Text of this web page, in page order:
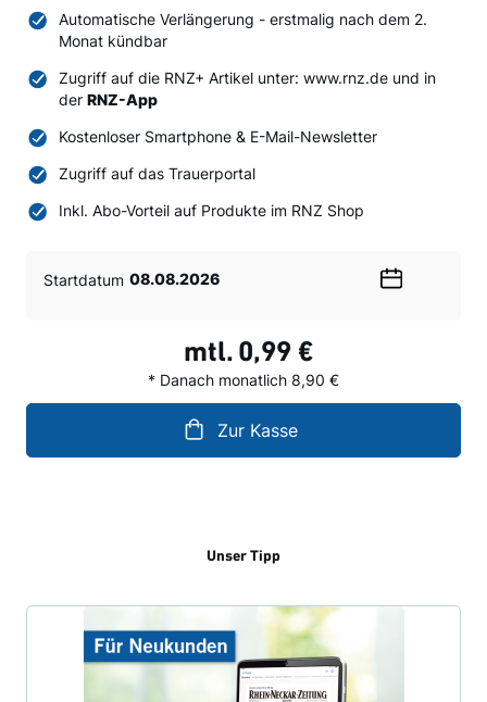
Automatische Verlängerung - erstmalig nach dem 2.
Monat kündbar
Zugriff auf die RNZ+ Artikel unter: www.rnz.de und in
der RNZ-App
Kostenloser Smartphone & E-Mail-Newsletter
Zugriff auf das Trauerportal
Inkl. Abo-Vorteil auf Produkte im RNZ Shop
Startdatum
mtl. 0,99 €
* Danach monatlich 8,90 €
Zur Kasse
Unser Tipp